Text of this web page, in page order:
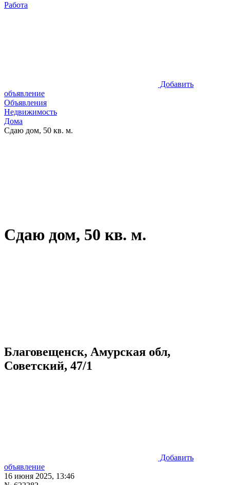
Работа
Добавить
объявление
Объявления
Недвижимость
Дома
Сдаю дом, 50 кв. м.
Сдаю дом, 50 кв. м.
Благовещенск, Амурская обл,
Советский, 47/1
Добавить
объявление
16 июня 2025, 13:46